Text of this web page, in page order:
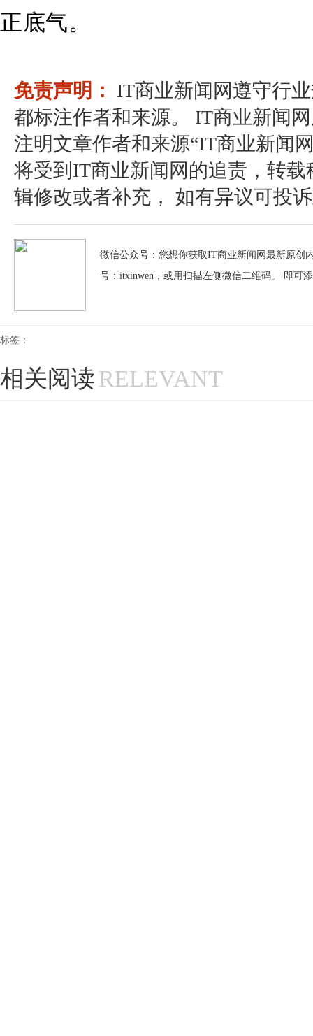
正底气。
免责声明：
IT商业新闻网遵守行
都标注作者和来源。 IT商业新闻
注明文章作者和来源“IT商业新闻
将受到IT商业新闻网的追责，转
辑修改或者补充， 如有异议可投
微信公众号：您想你获取IT商业新闻网最新原创
号：itxinwen，或用扫描左侧微信二维码。 即可
标签：
相关阅读RELEVANT